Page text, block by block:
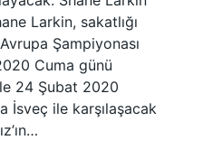
Larkin, sakatlığı
Şampiyonası
Cuma günü
24 Şubat 2020
İsveç ile karşılaşacak